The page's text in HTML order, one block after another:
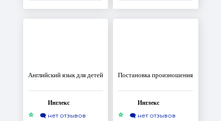
Английский язык для детей
Инглекс
⭐ 🗨️ нет отзывов
Постановка произношения
Инглекс
⭐ 🗨️ нет отзывов